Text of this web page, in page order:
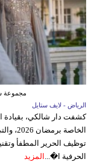
مجموعة شالكي
الرياض - لايف ستايل
كشفت دار شالكي،
توظيف الحرير المطفأ
الحرفية ا�... المزيد